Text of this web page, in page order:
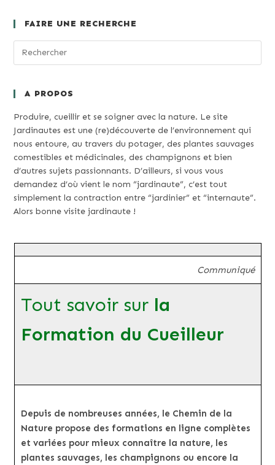
FAIRE UNE RECHERCHE
A PROPOS
Produire, cueillir et se soigner avec la nature. Le site
Jardinautes est une (re)découverte de l’environnement qui
nous entoure, au travers du potager, des plantes sauvages
comestibles et médicinales, des champignons et bien
d’autres sujets passionnants. D’ailleurs, si vous vous
demandez d’où vient le nom “jardinaute”, c’est tout
simplement la contraction entre “jardinier” et “internaute”.
Alors bonne visite jardinaute !
Communiqué
Tout savoir sur la
Formation du Cueilleur
Depuis de nombreuses années, le Chemin de la
Nature propose des formations en ligne complètes
et variées pour mieux connaître la nature, les
plantes sauvages, les champignons ou encore la